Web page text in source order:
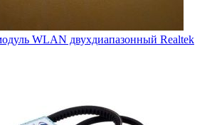
WLAN двухдиапазонный Realtek